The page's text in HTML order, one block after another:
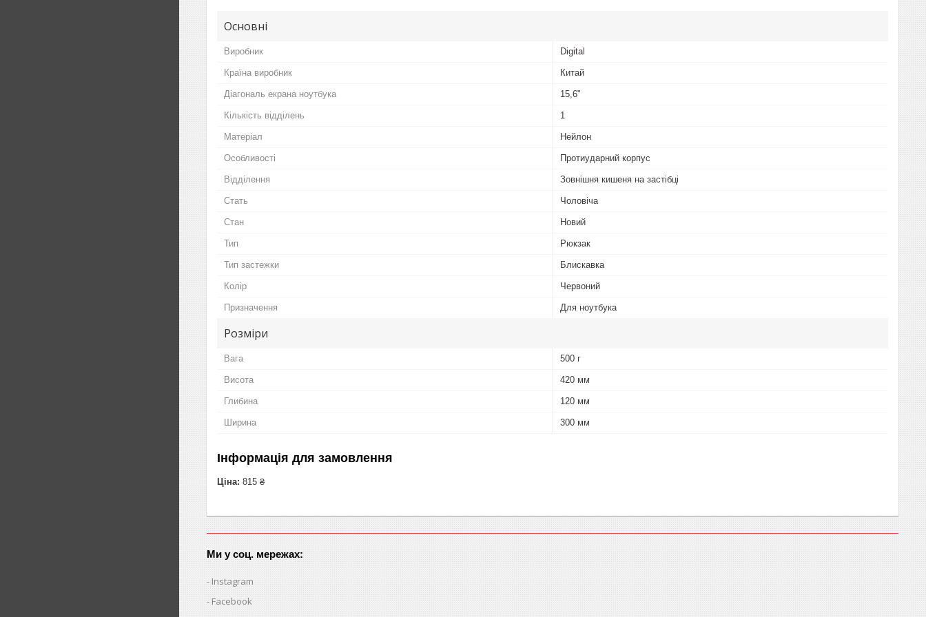
Основні
Виробник Digital
Країна виробник Китай
Діагональ екрана ноутбука 15,6"
Кількість відділень 1
Матеріал Нейлон
Особливості Протиударний корпус
Відділення Зовнішня кишеня на застібці
Стать Чоловіча
Стан Новий
Тип Рюкзак
Тип застежки Блискавка
Колір Червоний
Призначення Для ноутбука
Розміри
Вага 500 г
Висота 420 мм
Глибина 120 мм
Ширина 300 мм
Інформація для замовлення
Ціна: 815 ₴
Ми у соц. мережах:
Instagram
Facebook